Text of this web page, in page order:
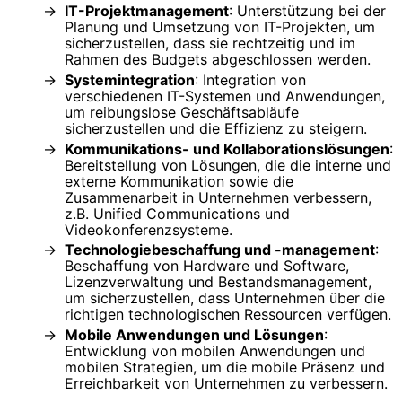
IT-Projektmanagement: Unterstützung bei der
Planung und Umsetzung von IT-Projekten, um
sicherzustellen, dass sie rechtzeitig und im
Rahmen des Budgets abgeschlossen werden.
Systemintegration: Integration von
verschiedenen IT-Systemen und Anwendungen,
um reibungslose Geschäftsabläufe
sicherzustellen und die Effizienz zu steigern.
Kommunikations- und Kollaborationslösungen:
Bereitstellung von Lösungen, die die interne und
externe Kommunikation sowie die
Zusammenarbeit in Unternehmen verbessern,
z.B. Unified Communications und
Videokonferenzsysteme.
Technologiebeschaffung und -management:
Beschaffung von Hardware und Software,
Lizenzverwaltung und Bestandsmanagement,
um sicherzustellen, dass Unternehmen über die
richtigen technologischen Ressourcen verfügen.
Mobile Anwendungen und Lösungen:
Entwicklung von mobilen Anwendungen und
mobilen Strategien, um die mobile Präsenz und
Erreichbarkeit von Unternehmen zu verbessern.